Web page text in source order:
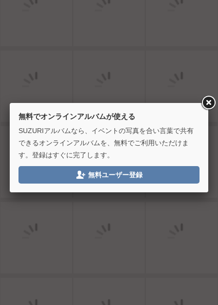
無料でオンラインアルバムが使える
SUZURIアルバムなら、イベントの写真を合い言葉で共有
できるオンラインアルバムを、無料でご利用いただけま
す。登録はすぐに完了します。
 無料ユーザー登録